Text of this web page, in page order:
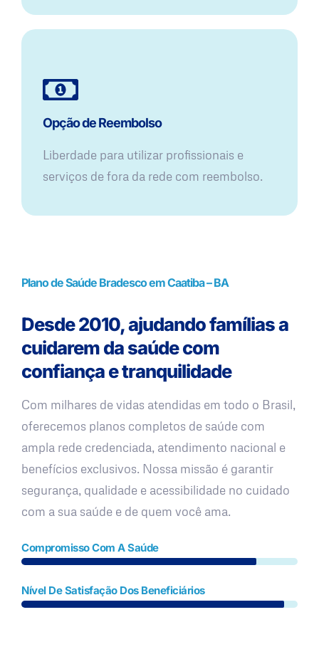
Opção de Reembolso
Liberdade para utilizar profissionais e
serviços de fora da rede com reembolso.
Plano de Saúde Bradesco em Caatiba – BA
Desde 2010, ajudando famílias a
cuidarem da saúde com
confiança e tranquilidade
Com milhares de vidas atendidas em todo o Brasil,
oferecemos planos completos de saúde com
ampla rede credenciada, atendimento nacional e
benefícios exclusivos. Nossa missão é garantir
segurança, qualidade e acessibilidade no cuidado
com a sua saúde e de quem você ama.
Compromisso Com A Saúde
Nível De Satisfação Dos Beneficiários